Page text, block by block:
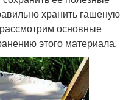
хранить гашеную
основные
этого материала.